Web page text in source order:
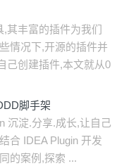
其丰富的插件为我们
情况下,开源的插件并
己创建插件,本文就从0
脚手架
沉淀.分享.成长,让自己
合 IDEA Plugin 开发
的案例,探索 ...